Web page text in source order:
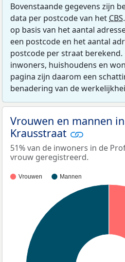
Bovenstaande gegevens zijn
data per postcode van het CBS
op basis van het aantal
een postcode en het aantal
postcode per straat berekend.
inwoners, huishoudens en
pagina zijn daarom een
benadering van de
Vrouwen en mannen
Krausstraat
51% van de inwoners in de
vrouw geregistreerd.
Vrouwen Mannen